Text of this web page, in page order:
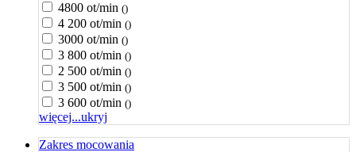
4800 ot/min ()
4 200 ot/min ()
3000 ot/min ()
3 800 ot/min ()
2 500 ot/min ()
3 500 ot/min ()
3 600 ot/min ()
więcej...ukryj
Zakres mocowania